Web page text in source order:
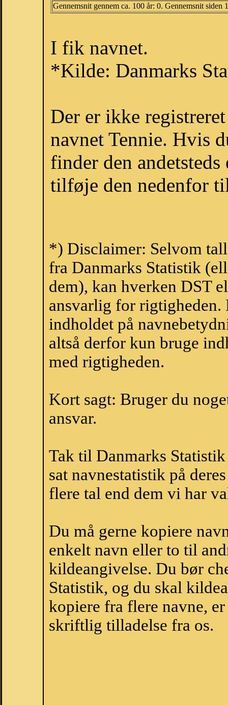
Gennemsnit gennem ca. 100 år: 0. Gennemsnit siden
I fik navnet.
*Kilde: Danmarks
Der er ikke
navnet Tennie. Hvis
finder den
tilføje den nedenfor
*) Disclaimer: Selvom
fra Danmarks Statistik
dem), kan hverken DST
ansvarlig for
indholdet på
altså derfor kun bruge
med rigtigheden.
Kort sagt: Bruger du
ansvar.
Tak til Danmarks
sat navnestatistik på
flere tal end dem vi har
Du må gerne kopiere
enkelt navn eller to til
kildeangivelse. Du bør
Statistik, og du skal
kopiere fra flere navne,
skriftlig tilladelse fra os.